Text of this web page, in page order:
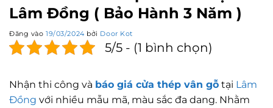
Lâm Đồng ( Bảo Hành 3 Năm )
Đăng vào19/03/2024 bởi Door Kot
5/5 - (1 bình chọn)
Nhận thi công và báo giá cửa thép vân gỗ tại Lâm
Đồng với nhiều mẫu mã, màu sắc đa dang. Nhằm